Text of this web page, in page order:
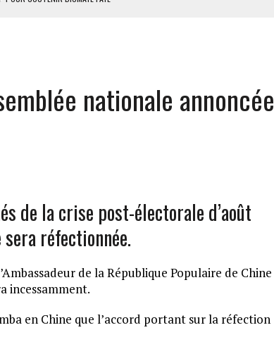
SOLAIRE
AU MAROC nationale annoncée
de la crise post-électorale d’août
réfectionnée.
de la République Populaire de Chine
incessamment.
en Chine que l’accord portant sur la réfection